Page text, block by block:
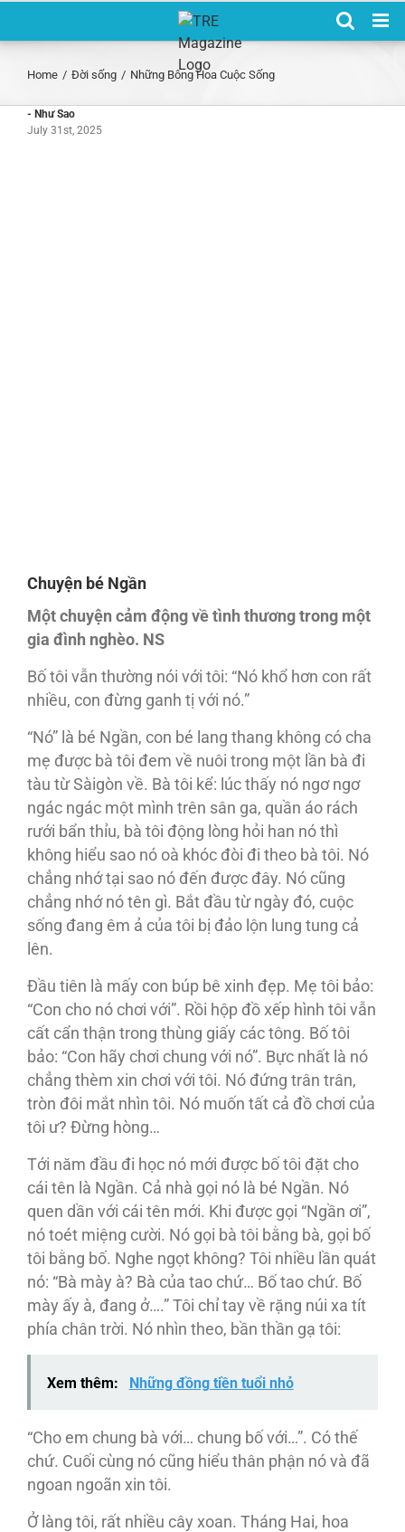
Home / Đời sống / Những Bông Hoa Cuộc Sống
- Như Sao
July 31st, 2025
Chuyện bé Ngần
Một chuyện cảm động về tình thương trong một
gia đình nghèo. NS
Bố tôi vẫn thường nói với tôi: “Nó khổ hơn con rất
nhiều, con đừng ganh tị với nó.”
“Nó” là bé Ngần, con bé lang thang không có cha
mẹ được bà tôi đem về nuôi trong một lần bà đi
tàu từ Sàigòn về. Bà tôi kể: lúc thấy nó ngơ ngơ
ngác ngác một mình trên sân ga, quần áo rách
rưới bẩn thỉu, bà tôi động lòng hỏi han nó thì
không hiểu sao nó oà khóc đòi đi theo bà tôi. Nó
chẳng nhớ tại sao nó đến được đây. Nó cũng
chẳng nhớ nó tên gì. Bắt đầu từ ngày đó, cuộc
sống đang êm ả của tôi bị đảo lộn lung tung cả
lên.
Đầu tiên là mấy con búp bê xinh đẹp. Mẹ tôi bảo:
“Con cho nó chơi với”. Rồi hộp đồ xếp hình tôi vẫn
cất cẩn thận trong thùng giấy các tông. Bố tôi
bảo: “Con hãy chơi chung với nó”. Bực nhất là nó
chẳng thèm xin chơi với tôi. Nó đứng trân trân,
tròn đôi mắt nhìn tôi. Nó muốn tất cả đồ chơi của
tôi ư? Đừng hòng…
Tới năm đầu đi học nó mới được bố tôi đặt cho
cái tên là Ngần. Cả nhà gọi nó là bé Ngần. Nó
quen dần với cái tên mới. Khi được gọi “Ngần ơi”,
nó toét miệng cười. Nó gọi bà tôi bằng bà, gọi bố
tôi bằng bố. Nghe ngọt không? Tôi nhiều lần quát
nó: “Bà mày à? Bà của tao chứ… Bố tao chứ. Bố
mày ấy à, đang ở….” Tôi chỉ tay về rặng núi xa tít
phía chân trời. Nó nhìn theo, bần thần gạ tôi:
Xem thêm: Những đồng tiền tuổi nhỏ
“Cho em chung bà với… chung bố với…”. Có thế
chứ. Cuối cùng nó cũng hiểu thân phận nó và đã
ngoan ngoãn xin tôi.
Ở làng tôi, rất nhiều cây xoan. Tháng Hai, hoa